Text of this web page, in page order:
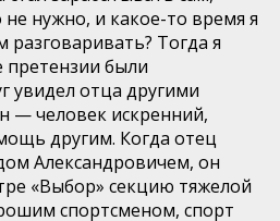
нужно, и какое-то время я
разговаривать? Тогда я
претензии были
увидел отца другими
— человек искренний,
другим. Когда отец
Александровичем, он
«Выбор» секцию тяжелой
спортсменом, спорт